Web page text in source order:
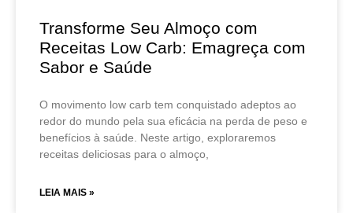
Transforme Seu Almoço com
Receitas Low Carb: Emagreça com
Sabor e Saúde
O movimento low carb tem conquistado adeptos ao
redor do mundo pela sua eficácia na perda de peso e
benefícios à saúde. Neste artigo, exploraremos
receitas deliciosas para o almoço,
LEIA MAIS »